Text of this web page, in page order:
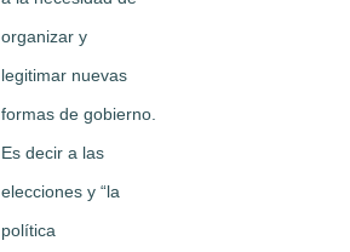
organizar y
legitimar nuevas
formas de gobierno.
Es decir a las
elecciones y “la
política